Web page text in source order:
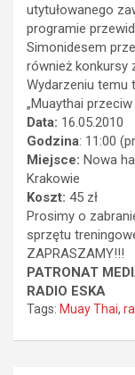
utytułowanego
programie
Simonidesem
również konkursy
Wydarzeniu temu
„Muaythai
Data: 16.05.2010
Godzina: 11:00
Miejsce: Nowa
Krakowie
Koszt: 45 zł
Prosimy o
sprzętu
ZAPRASZAMY!!!
PATRONAT
RADIO ESKA
Tags: Muay Thai,